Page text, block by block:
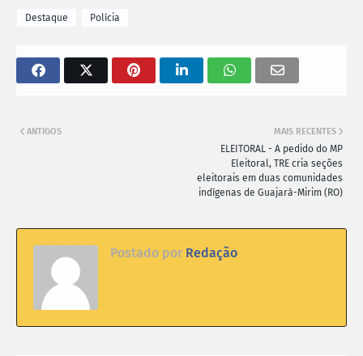
Destaque Polícia
MAIS RECENTES
ELEITORAL - A pedido do MP
Eleitoral, TRE cria seções
eleitorais em duas comunidades
indígenas de Guajará-Mirim (RO)
ANTIGOS
Postado por Redação